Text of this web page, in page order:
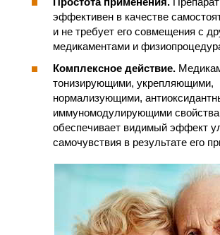
эффективен в качестве
и не требует его совмещения с
медикаментами и
Комплексное действие.
тонизирующими, укрепляющими,
нормализующими,
иммуномодулирующими
обеспечивает видимый эффект
самочувствия в результате его